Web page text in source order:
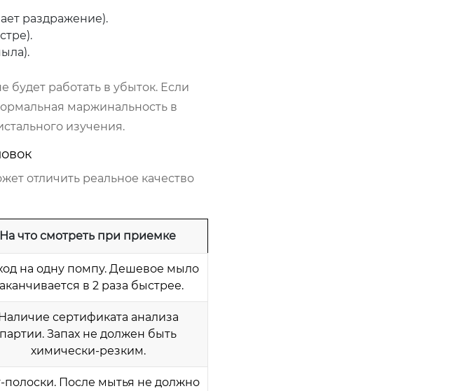
раздражение).
работать в убыток. Если
маржинальность в
изучения.
отличить реальное качество
На что смотреть при приемке
на одну помпу. Дешевое мыло
в 2 раза быстрее.
сертификата анализа
партии. Запах не должен быть
химически-резким.
полоски. После мытья не должно